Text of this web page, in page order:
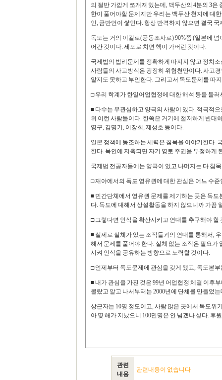
의 절반 가깝게 쪼개져 있는데, 백두산의 4분의 3
한이 풀어야할 문제지만 우리는 백두산 천지에 대
인, 금반언이 쌓인다. 항상 반격하지 않으면 결국
독도는 거의 이걸로(공동조사로) 90%쯤 (일본에
어간 것이다. 세포로 치면 핵이 가버린 것이다.
국제법의 법리문제를 정확하게 따지지 않고 정치
사람들의 사고방식은 굉장히 위험천만이다. 사고
알지도 못하고 부인한다. 그리고서 독도문제를 따
□ 우리 학계가 한일어업협정에 대한 해석 등을 둘
■ 다수는 무관심하고 양극의 사람이 있다. 적극적
위 이런 사람들이다. 한쪽은 거기에 철저하게 반대
영구, 김명기, 이장희, 제성호 등이다.
일본 정책에 동조하는 세력은 침묵을 이야기한다.
한다. 묵인에 저촉되면 자기 영토 주권을 부정하게
국제법 전공자들에는 양극이 있고 나머지는 다 침
□ 재야에서의 독도 영유권에 대한 관심은 어느 수준
■ 민간단체에서 영유권 문제를 제기하는 곳은 독
다. 독도에 대해서 상설활동을 하지 않으니까 가끔
□ 그렇다면 인식을 확산시키고 연대를 추구해야 할
■ 실제로 실체가 있는 조직들과의 연대를 통해서,
해서 문제를 풀어야 한다. 실체 없는 조직은 필요
시켜 인식을 공유하는 방향으로 노력할 것이다.
□ 언제부터 독도문제에 관심을 갖게 됐고, 독도본
■ 내가 관심을 가진 것은 99년 어업협정 체결 이후
몰랐고 알고 나서부터는 2000년에 단체를 만들었
상근자는 10명 정도이고, 사람 많은 곳에서 독도위
아 몇 해가 지났으니 100만명은 안 넘겠나 싶다. 후
관련
내용
관련내용이 없습니다